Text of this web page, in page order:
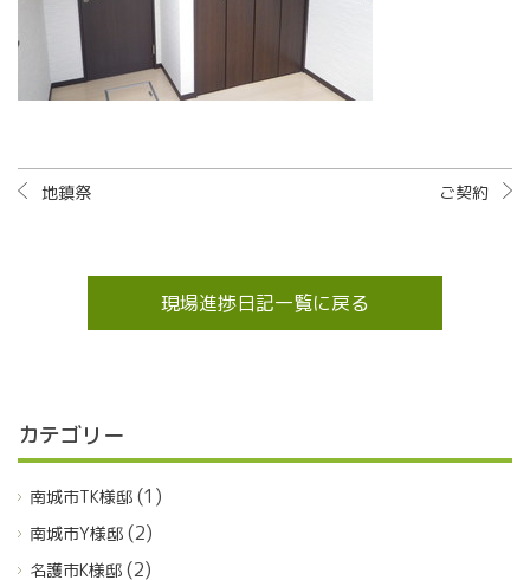
地鎮祭 ご契約
現場進捗日記一覧に戻る
カテゴリー
南城市TK様邸 (1)
南城市Y様邸 (2)
名護市K様邸 (2)